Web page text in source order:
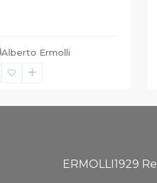
Alberto Ermolli
ERMOLLI1929